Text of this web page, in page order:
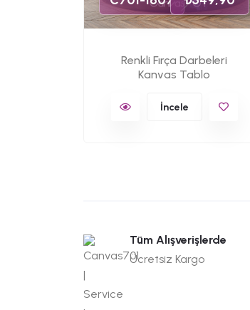
Renkli Fırça Darbeleri
Kanvas Tablo
İncele
Tüm Alışverişlerde
Ücretsiz Kargo